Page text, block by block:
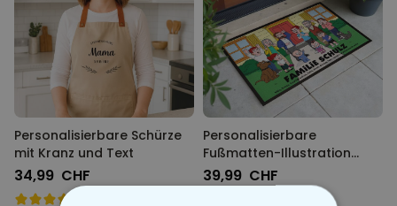
Personalisierbare Schürze
mit Kranz und Text
34,99 CHF
Personalisierbare
Fußmatten-Illustration
Zeichentrick Familie
39,99 CHF